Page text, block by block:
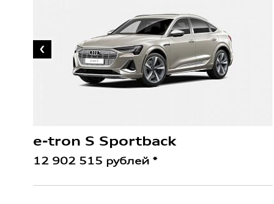
e-tron S Sportback
12 902 515 рублей *